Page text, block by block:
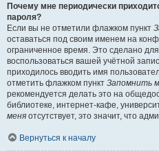
Почему мне периодически
пароля?
Если вы не отметили флажком пункт
оставаться под своим именем на
ограниченное время. Это сделано
воспользоваться вашей учётной
приходилось вводить имя
отметить флажком пункт Запомнить
рекомендуется делать это на
библиотеке, интернет-кафе,
меня отсутствует, это значит, что
Вернуться к началу